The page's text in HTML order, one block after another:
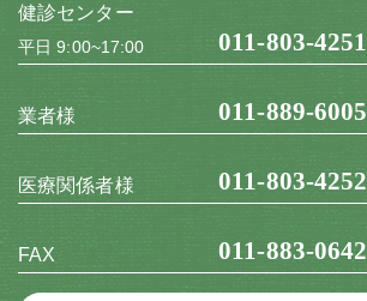
健診センター
平日 9:00~17:00 011-803-4251
業者様 011-889-6005
医療関係者様 011-803-4252
FAX 011-883-0642